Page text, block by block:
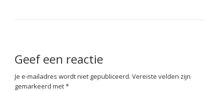
Geef een reactie
Je e-mailadres wordt niet gepubliceerd. Vereiste velden zijn
gemarkeerd met*